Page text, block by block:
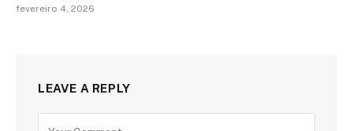
fevereiro 4, 2026
LEAVE A REPLY